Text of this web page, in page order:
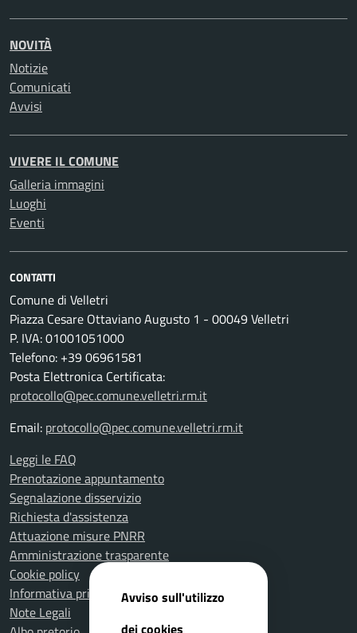
NOVITÀ
Notizie
Comunicati
Avvisi
VIVERE IL COMUNE
Galleria immagini
Luoghi
Eventi
CONTATTI
Comune di Velletri
Piazza Cesare Ottaviano Augusto 1 - 00049 Velletri
P. IVA: 01001051000
Telefono: +39 06961581
Posta Elettronica Certificata:
protocollo@pec.comune.velletri.rm.it
Email: protocollo@pec.comune.velletri.rm.it
Leggi le FAQ
Prenotazione appuntamento
Segnalazione disservizio
Richiesta d'assistenza
Attuazione misure PNRR
Amministrazione trasparente
Cookie policy
Informativa privacy
Note Legali
Avviso sull'utilizzo
dei cookies